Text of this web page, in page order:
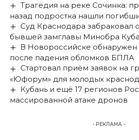
Трагедия на реке Сочинка:
назад подростка нашли
Суд Краснодара забраковал
бывшей замглавы Минобра
В Новороссийске
после падения обломков БПЛА
Стартовал приём заявок на
«Юфорум» для молодых
Кубань и ещё 17 регионов
массированной атаке дронов
- РЕКЛАМА -